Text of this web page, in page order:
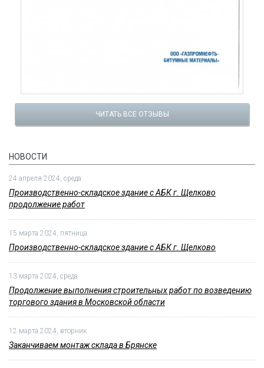
ЧИТАТЬ ВСЕ ОТЗЫВЫ
НОВОСТИ
24 апреля 2024, среда
Производственно-складское здание с АБК г. Щелково
продолжение работ
15 марта 2024, пятница
Производственно-складское здание с АБК г. Щелково
13 марта 2024, среда
Продолжение выполнения строительных работ по возведению
торгового здания в Московской области
12 марта 2024, вторник
Заканчиваем монтаж склада в Брянске